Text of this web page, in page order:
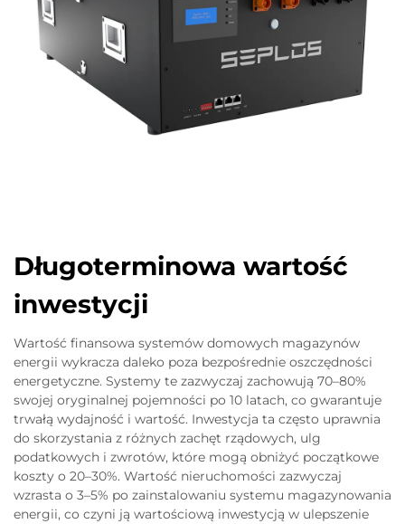
Długoterminowa wartość
inwestycji
Wartość finansowa systemów domowych magazynów
energii wykracza daleko poza bezpośrednie oszczędności
energetyczne. Systemy te zazwyczaj zachowują 70–80%
swojej oryginalnej pojemności po 10 latach, co gwarantuje
trwałą wydajność i wartość. Inwestycja ta często uprawnia
do skorzystania z różnych zachęt rządowych, ulg
podatkowych i zwrotów, które mogą obniżyć początkowe
koszty o 20–30%. Wartość nieruchomości zazwyczaj
wzrasta o 3–5% po zainstalowaniu systemu magazynowania
energii, co czyni ją wartościową inwestycją w ulepszenie